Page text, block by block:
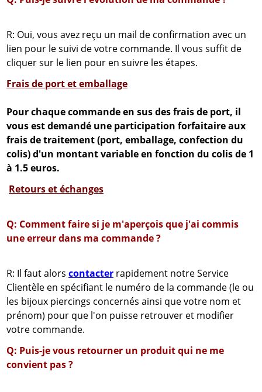
R: Oui, vous avez reçu un mail de confirmation avec un
lien pour le suivi de votre commande. Il vous suffit de
cliquer sur le lien pour en suivre les étapes.
Frais de port et emballage
Pour chaque commande en sus des frais de port, il
vous est demandé une participation forfaitaire aux
frais de traitement (port, emballage, confection du
colis) d'un montant variable en fonction du colis de 1
à 1.5 euros.
Retours et échanges
Q: Comment faire si je m'aperçois que j'ai commis
une erreur dans ma commande ?
R: Il faut alors contacter rapidement notre Service
Clientèle en spécifiant le numéro de la commande (le ou
les bijoux piercings concernés ainsi que votre nom et
prénom) pour que l'on puisse retrouver et modifier
votre commande.
Q: Puis-je vous retourner un produit qui ne me
convient pas ?